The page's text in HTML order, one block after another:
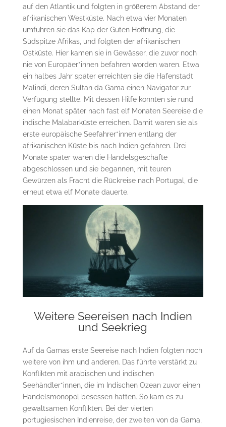
auf den Atlantik und folgten in größerem Abstand der
afrikanischen Westküste. Nach etwa vier Monaten
umfuhren sie das Kap der Guten Hoffnung, die
Südspitze Afrikas, und folgten der afrikanischen
Ostküste. Hier kamen sie in Gewässer, die zuvor noch
nie von Europäer*innen befahren worden waren. Etwa
ein halbes Jahr später erreichten sie die Hafenstadt
Malindi, deren Sultan da Gama einen Navigator zur
Verfügung stellte. Mit dessen Hilfe konnten sie rund
einen Monat später nach fast elf Monaten Seereise die
indische Malabarküste erreichen. Damit waren sie als
erste europäische Seefahrer*innen entlang der
afrikanischen Küste bis nach Indien gefahren. Drei
Monate später waren die Handelsgeschäfte
abgeschlossen und sie begannen, mit teuren
Gewürzen als Fracht die Rückreise nach Portugal, die
erneut etwa elf Monate dauerte.
Weitere Seereisen nach Indien
und Seekrieg
Auf da Gamas erste Seereise nach Indien folgten noch
weitere von ihm und anderen. Das führte verstärkt zu
Konflikten mit arabischen und indischen
Seehändler*innen, die im Indischen Ozean zuvor einen
Handelsmonopol besessen hatten. So kam es zu
gewaltsamen Konflikten. Bei der vierten
portugiesischen Indienreise, der zweiten von da Gama,